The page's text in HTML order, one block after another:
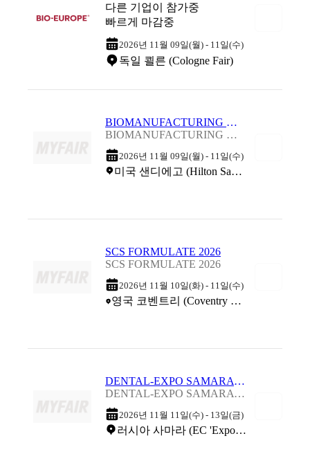
다른 기업이 참가중
빠르게 마감중
2026년 11월 09일(월) - 11일(수)
독일 쾰른 (Cologne Fair)
BIOMANUFACTURING WORLD SUMMIT 2026
BIOMANUFACTURING WORLD SUMMIT 2026
2026년 11월 09일(월) - 11일(수)
미국 샌디에고 (Hilton San Diego Bayfront)
SCS FORMULATE 2026
SCS FORMULATE 2026
2026년 11월 10일(화) - 11일(수)
영국 코벤트리 (Coventry Building Society Arena (Ricoh Arena))
DENTAL-EXPO SAMARA 2026
DENTAL-EXPO SAMARA 2026
2026년 11월 11일(수) - 13일(금)
러시아 사마라 (EC 'Expo-Volga')